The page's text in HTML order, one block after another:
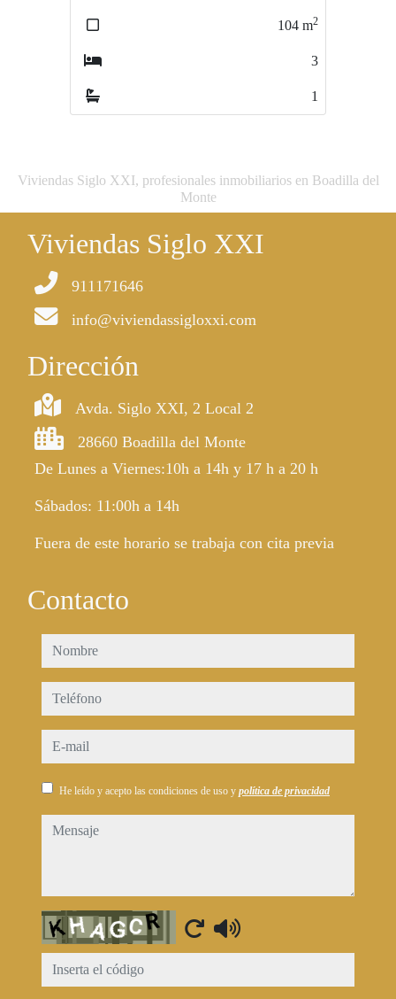
104m2
Viviendas Siglo XXI, profesionales inmobiliarios en Boadilla del
Monte
Viviendas Siglo XXI
911171646
info@viviendassigloxxi.com
Dirección
Avda. Siglo XXI, 2 Local 2
28660 Boadilla del Monte
De Lunes a Viernes:10h a 14h y 17 h a 20 h
Sábados: 11:00h a 14h
Fuera de este horario se trabaja con cita previa
Contacto
nombre
teléfono
e-mail
He leído y acepto las condiciones de uso y política de privacidad
mensaje
Captcha